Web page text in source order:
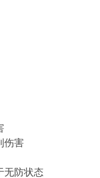
伤害
无防状态